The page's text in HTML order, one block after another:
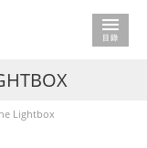
Lightbox